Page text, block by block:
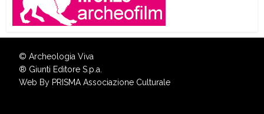
© Archeologia Viva
® Giunti Editore S.p.a.
Web By PRISMA Associazione Culturale